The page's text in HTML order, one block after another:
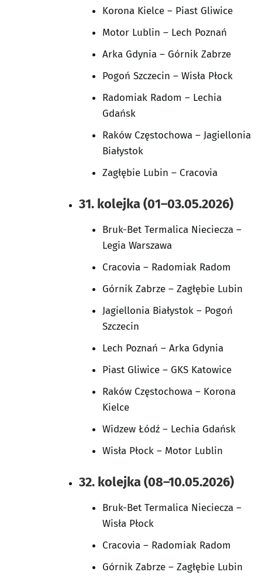
Korona Kielce – Piast Gliwice
Motor Lublin – Lech Poznań
Arka Gdynia – Górnik Zabrze
Pogoń Szczecin – Wisła Płock
Radomiak Radom – Lechia
Gdańsk
Raków Częstochowa – Jagiellonia
Białystok
Zagłębie Lubin – Cracovia
31. kolejka (01–03.05.2026)
Bruk-Bet Termalica Nieciecza –
Legia Warszawa
Cracovia – Radomiak Radom
Górnik Zabrze – Zagłębie Lubin
Jagiellonia Białystok – Pogoń
Szczecin
Lech Poznań – Arka Gdynia
Piast Gliwice – GKS Katowice
Raków Częstochowa – Korona
Kielce
Widzew Łódź – Lechia Gdańsk
Wisła Płock – Motor Lublin
32. kolejka (08–10.05.2026)
Bruk-Bet Termalica Nieciecza –
Wisła Płock
Cracovia – Radomiak Radom
Górnik Zabrze – Zagłębie Lubin